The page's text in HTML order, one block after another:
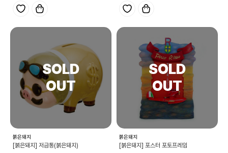
붉은돼지
[붉은돼지] 저금통(붉은돼지)
붉은돼지
[붉은돼지] 포스터 포토프레임